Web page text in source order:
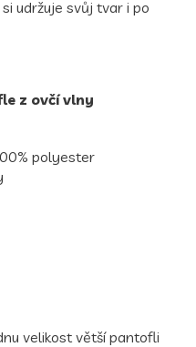
si udržuje svůj tvar i po
z ovčí vlny
polyester
velikost větší pantofli